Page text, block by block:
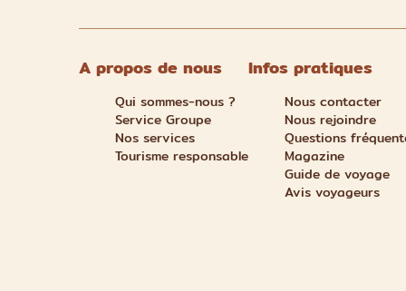
A propos de nous
Qui sommes-nous ?
Service Groupe
Nos services
Tourisme responsable
Infos pratiques
Nous contacter
Nous rejoindre
Questions
Magazine
Guide de voyage
Avis voyageurs